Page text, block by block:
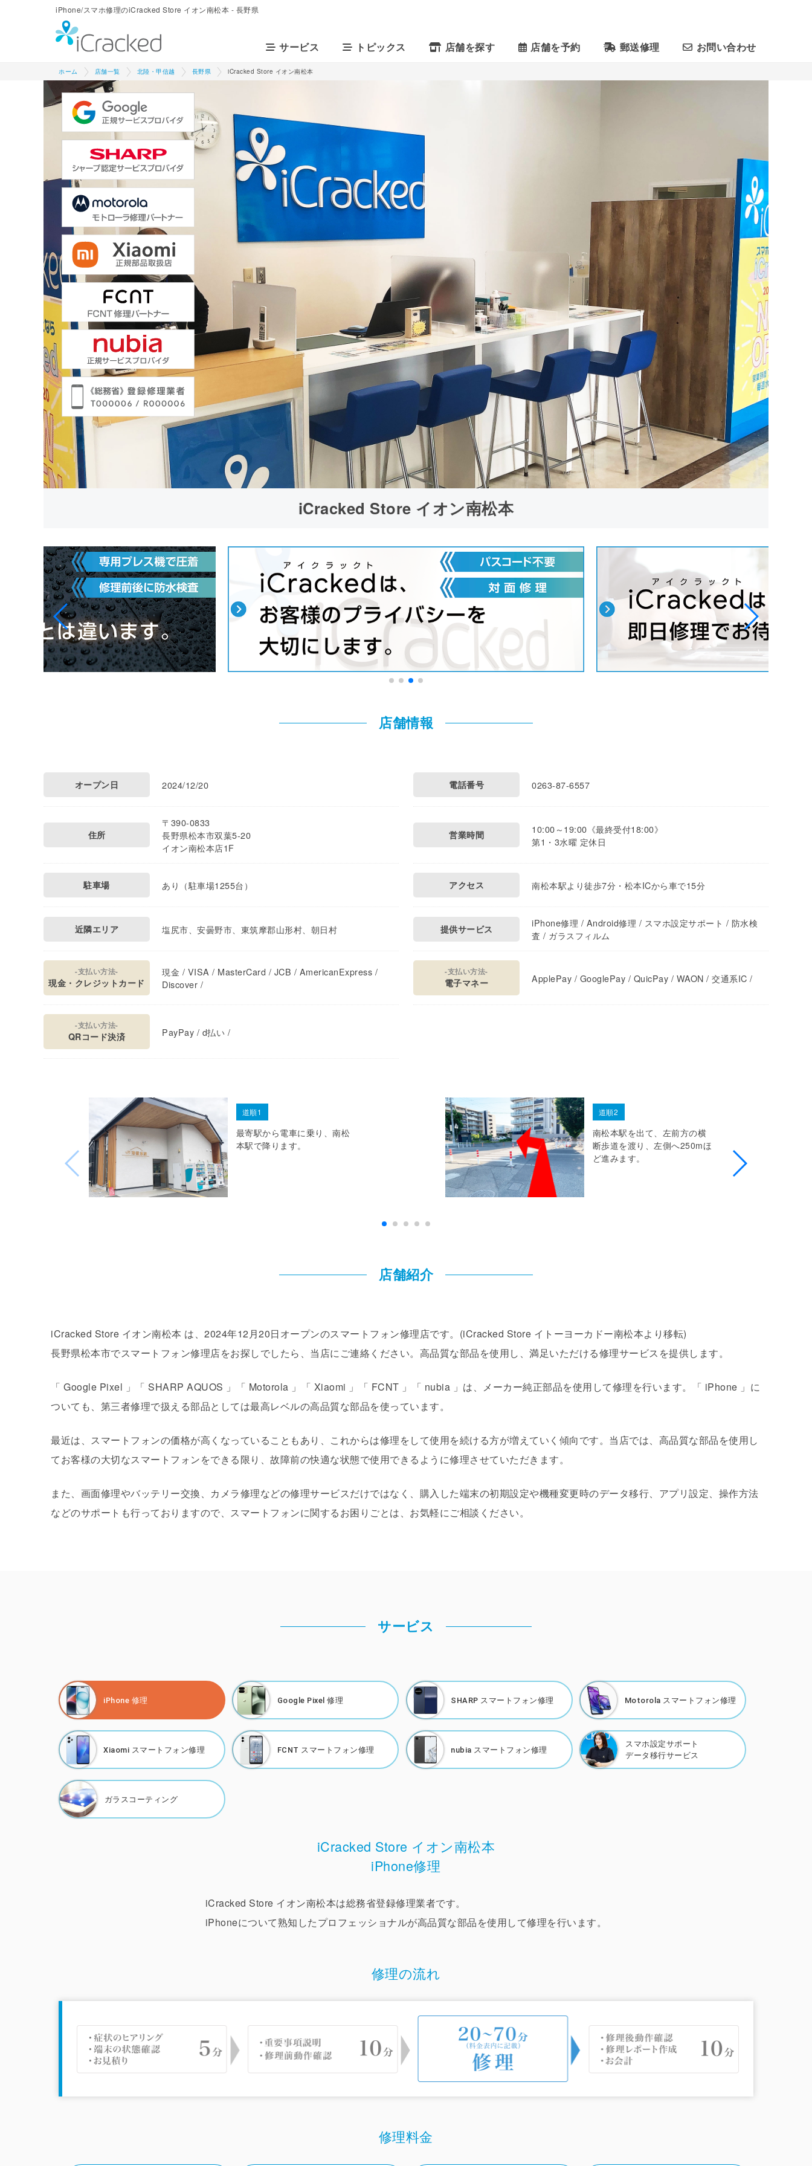
iPhone/スマホ修理のiCracked Store イオン南松本 - 長野県
サービス トピックス 店舗を探す 店舗を予約 郵送修理 お問い合わせ
ホーム 店舗一覧 北陸・甲信越 長野県 iCracked Store イオン南松本
iCracked Store イオン南松本
店舗情報
オープン日 2024/12/20 電話番号 0263-87-6557
住所
〒390-0833
長野県松本市双葉5-20
イオン南松本店1F
営業時間
10:00～19:00《最終受付18:00》
第1・3水曜 定休日
駐車場 あり（駐車場1255台） アクセス 南松本駅より徒歩7分・松本ICから車で15分
近隣エリア 塩尻市、安曇野市、東筑摩郡山形村、朝日村 提供サービス
iPhone修理 / Android修理 / スマホ設定サポート / 防水検
査 / ガラスフィルム
-支払い方法-
現金・クレジットカード
現金 / VISA / MasterCard / JCB / AmericanExpress /
Discover /
-支払い方法-
電子マネー ApplePay / GooglePay / QuicPay / WAON / 交通系IC /
-支払い方法-
QRコード決済 PayPay / d払い /
道順1
最寄駅から電車に乗り、南松
本駅で降ります。
道順2
南松本駅を出て、左前方の横
断歩道を渡り、左側へ250mほ
ど進みます。
店舗紹介
iCracked Store イオン南松本 は、2024年12月20日オープンのスマートフォン修理店です。(iCracked Store イトーヨーカドー南松本より移転)
長野県松本市でスマートフォン修理店をお探しでしたら、当店にご連絡ください。高品質な部品を使用し、満足いただける修理サービスを提供します。
「 Google Pixel 」「 SHARP AQUOS 」「 Motorola 」「 Xiaomi 」「 FCNT 」「 nubia 」は、メーカー純正部品を使用して修理を行います。「 iPhone 」に
ついても、第三者修理で扱える部品としては最高レベルの高品質な部品を使っています。
最近は、スマートフォンの価格が高くなっていることもあり、これからは修理をして使用を続ける方が増えていく傾向です。当店では、高品質な部品を使用し
てお客様の大切なスマートフォンをできる限り、故障前の快適な状態で使用できるように修理させていただきます。
また、画面修理やバッテリー交換、カメラ修理などの修理サービスだけではなく、購入した端末の初期設定や機種変更時のデータ移行、アプリ設定、操作方法
などのサポートも行っておりますので、スマートフォンに関するお困りごとは、お気軽にご相談ください。
サービス
iPhone 修理 Google Pixel 修理 SHARP スマートフォン修理 Motorola スマートフォン修理
Xiaomi スマートフォン修理 FCNT スマートフォン修理 nubia スマートフォン修理
スマホ設定サポート
データ移行サービス
ガラスコーティング
iCracked Store イオン南松本
iPhone修理
iCracked Store イオン南松本は総務省登録修理業者です。
iPhoneについて熟知したプロフェッショナルが高品質な部品を使用して修理を行います。
修理の流れ
修理料金